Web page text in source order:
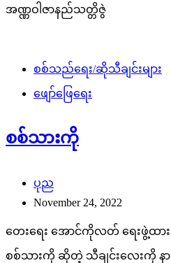
အဏ္ဏဝါဇာနည်သတ္တိဇွဲ
စစ်သည်ရေး/ဆိုသီချင်းများ
ဖျော်ဖြေရေး
စစ်သားကို
ပုည
November 24, 2022
တေးရေး အောင်ကိုလတ် ရေးဖွဲ့ထ
စစ်သားကို ဆိုတဲ့ သီချင်းလေးကို န